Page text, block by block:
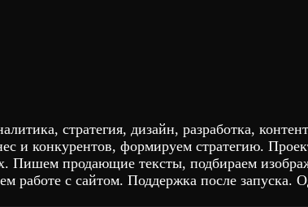
стратегия, дизайн, разработка,
и конкурентов, формируем стратегию.
Пишем продающие тексты, подбираем
работе с сайтом. Поддержка после запуска.